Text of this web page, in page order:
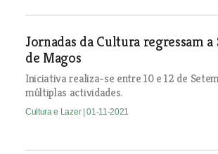
Jornadas da Cultura regressam a
de Magos
Iniciativa realiza-se entre 10 e 12 de
múltiplas actividades.
Cultura e Lazer | 01-11-2021